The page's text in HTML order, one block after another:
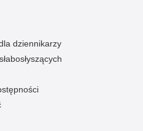
dziennikarzy